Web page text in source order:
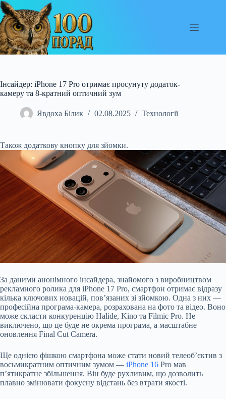
Перейти
до
вмісту
Інсайдер: iPhone 17 Pro отримає просунуту додаток-
камеру та 8-кратний оптичний зум
Явдоха Білик 02.08.2025 Технології
Також додаткову кнопку для зйомки.
За даними анонімного інсайдера, знайомого з виробництвом
рекламного ролика для iPhone 17 Pro, смартфон отримає відразу
кілька ключових новацій, пов’язаних зі зйомкою. Одна з них —
професійна програма-камера, розрахована на фото та відео. Воно
може скласти конкуренцію Halide, Kino та Filmic Pro. Не
виключено, що це буде не окрема програма, а масштабне
оновлення Final Cut Camera.
Ще однією фішкою смартфона може стати новий телеоб’єктив з
восьмикратним оптичним зумом — iPhone 16 Pro мав
п’ятикратне збільшення. Він буде рухливим, що дозволить
плавно змінювати фокусну відстань без втрати якості.